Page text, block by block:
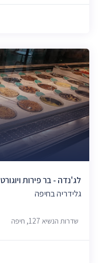
לג'נדה - בר פירות ויוגורט
גלידריה בחיפה
שדרות הנשיא 127, חיפה